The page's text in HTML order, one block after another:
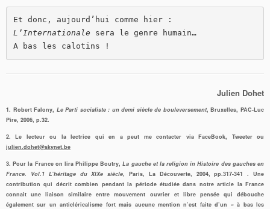
L’Internationale sera le genre humain…
A bas les calotins !
Julien Dohet
1. Robert Falony, Le Parti socialiste : un demi siècle de bouleversement, Bruxelles, PAC-Luc
Pire, 2006, p.32.
2. Le lecteur ou la lectrice qui en a peut me contacter via FaceBook, Tweeter ou
julien.dohet@skynet.be
3. Pour la France on lira Philippe Boutry,La gauche et la religion in Histoire des gauches en
France. Vol.1 L’héritage du XIXe siècle, Paris, La Découverte, 2004, pp.317-341 . Une
contribution qui décrit combien pendant la période étudiée dans notre article la France
connait une liaison similaire entre mouvement ouvrier et libre pensée qui débouche
également sur un anticléricalisme fort mais aucune mention n’est faite d’un « à bas les